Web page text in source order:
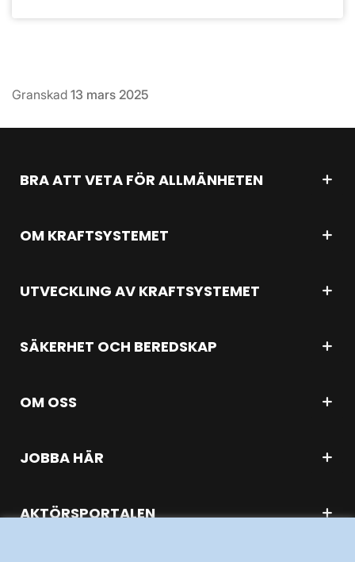
Granskad 13 mars 2025
BRA ATT VETA FÖR ALLMÄNHETEN
OM KRAFTSYSTEMET
UTVECKLING AV KRAFTSYSTEMET
SÄKERHET OCH BEREDSKAP
OM OSS
JOBBA HÄR
AKTÖRSPORTALEN